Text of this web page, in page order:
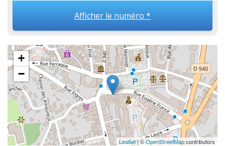
Afficher le numéro *
+
−
Leaflet| ©OpenStreetMapcontributors